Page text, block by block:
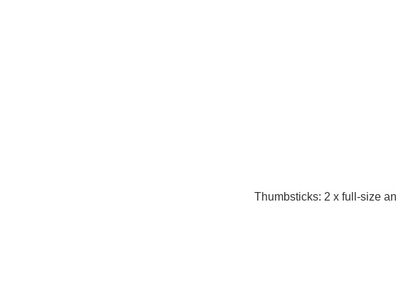
Thumbsticks: 2 x full-size